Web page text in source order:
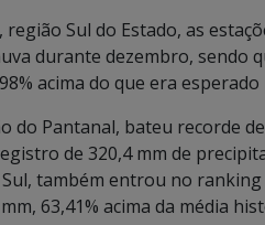
região Sul do Estado, as
durante dezembro, sendo
acima do que era
do Pantanal, bateu recorde
de 320,4 mm de
Sul, também entrou no
63,41% acima da média